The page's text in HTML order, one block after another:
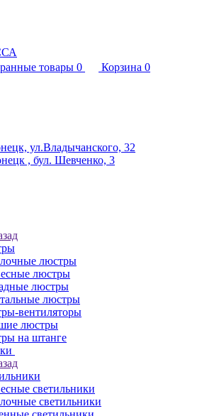
товары 0 Корзина 0
ул.Владычанского, 32
, бул. Шевченко, 3
люстры
люстры
люстры
люстры
вентиляторы
люстры
на штанге
светильники
светильники